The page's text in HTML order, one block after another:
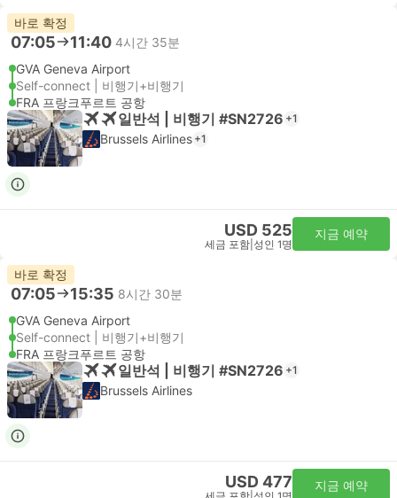
바로 확정
07:05 11:40 4시간 35분
GVA Geneva Airport
Self-connect | 비행기+비행기
FRA 프랑크푸르트 공항
일반석 | 비행기 #SN2726 +1
Brussels Airlines +1
USD 525
세금 포함 성인 1명
지금 예약
바로 확정
07:05 15:35 8시간 30분
GVA Geneva Airport
Self-connect | 비행기+비행기
FRA 프랑크푸르트 공항
일반석 | 비행기 #SN2726 +1
Brussels Airlines
USD 477 지금 예약